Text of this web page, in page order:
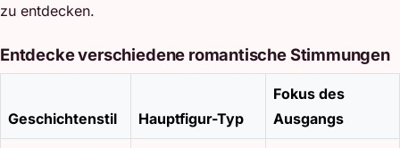
zu entdecken.
Entdecke verschiedene romantische Stimmungen
Geschichtenstil Hauptfigur-Typ
Fokus des
Ausgangs